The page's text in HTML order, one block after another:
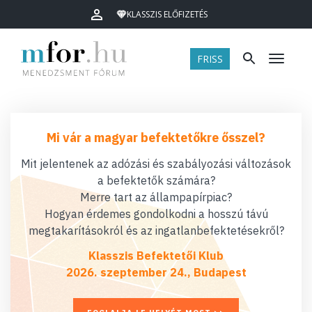
KLASSZIS ELŐFIZETÉS
FRISS Menü
Mi vár a magyar befektetőkre ősszel?
Mit jelentenek az adózási és szabályozási változások
a befektetők számára?
Merre tart az állampapírpiac?
Hogyan érdemes gondolkodni a hosszú távú
megtakarításokról és az ingatlanbefektetésekről?
Klasszis Befektetői Klub
2026. szeptember 24., Budapest